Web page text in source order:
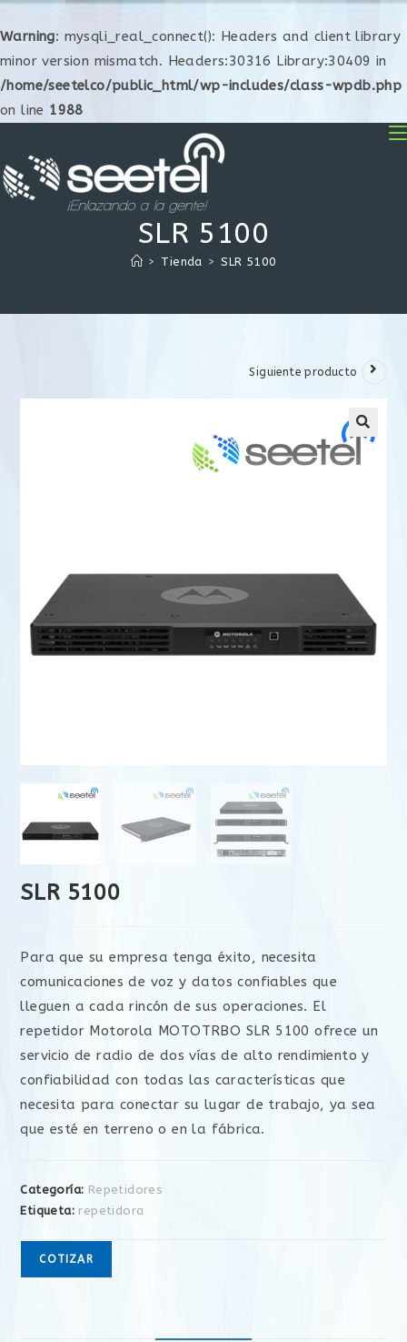
Warning: mysqli_real_connect(): Headers and client library
minor version mismatch. Headers:30316 Library:30409 in
/home/seetelco/public_html/wp-includes/class-wpdb.php
on line 1988
SLR 5100
> Tienda > SLR 5100
Siguiente producto
SLR 5100
Para que su empresa tenga éxito, necesita
comunicaciones de voz y datos confiables que
lleguen a cada rincón de sus operaciones. El
repetidor Motorola MOTOTRBO SLR 5100 ofrece un
servicio de radio de dos vías de alto rendimiento y
confiabilidad con todas las características que
necesita para conectar su lugar de trabajo, ya sea
que esté en terreno o en la fábrica.
Categoría: Repetidores
Etiqueta: repetidora
COTIZAR